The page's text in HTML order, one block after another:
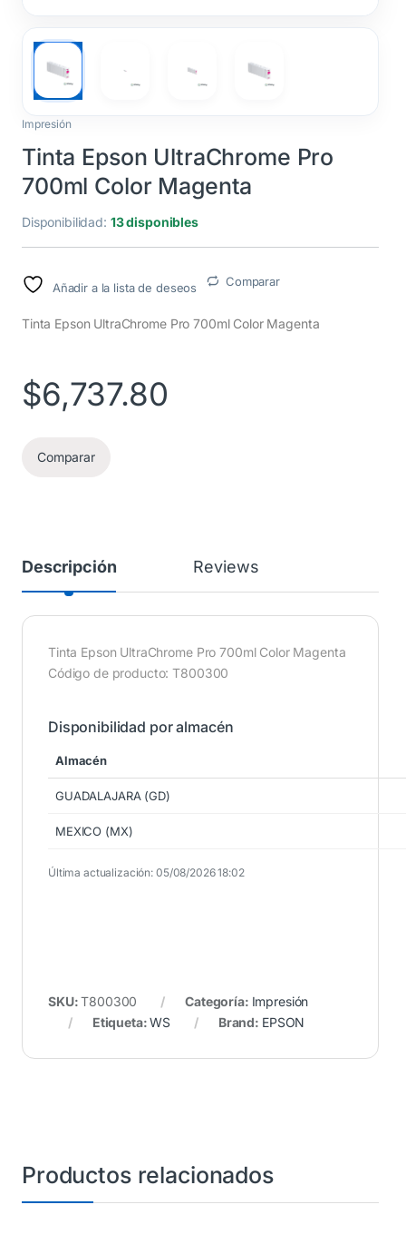
Impresión
Tinta Epson UltraChrome Pro
700ml Color Magenta
Disponibilidad: 13 disponibles
Añadir a la lista de deseos Comparar
Tinta Epson UltraChrome Pro 700ml Color Magenta
$6,737.80
Comparar
Descripción Reviews
Tinta Epson UltraChrome Pro 700ml Color Magenta
Código de producto: T800300
Disponibilidad por almacén
Almacén
GUADALAJARA (GD)
MEXICO (MX)
Última actualización: 05/08/2026 18:02
SKU:T800300 Categoría: Impresión
Etiqueta:WS Brand: EPSON
Productos relacionados